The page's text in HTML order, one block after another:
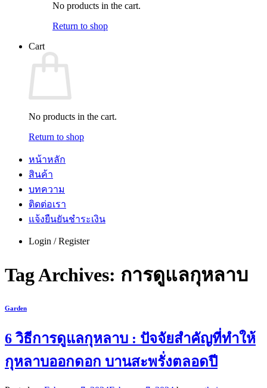
No products in the cart.
Return to shop
Cart
No products in the cart.
Return to shop
หน้าหลัก
สินค้า
บทความ
ติดต่อเรา
แจ้งยืนยันชำระเงิน
Login / Register
Tag Archives: การดูแลกุหลาบ
Garden
6 วิธีการดูแลกุหลาบ : ปัจจัยสำคัญที่ทำให้
กุหลาบออกดอก บานสะพรั่งตลอดปี